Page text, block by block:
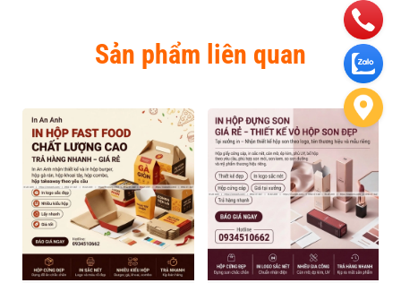
Sản phẩm liên quan